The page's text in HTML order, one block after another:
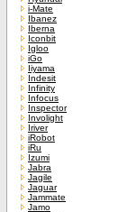
i-Mate
Ibanez
Iberna
Iconbit
Igloo
iGo
Iiyama
Indesit
Infinity
Infocus
Inspector
Involight
Iriver
iRobot
iRu
Izumi
Jabra
Jagile
Jaguar
Jammate
Jamo